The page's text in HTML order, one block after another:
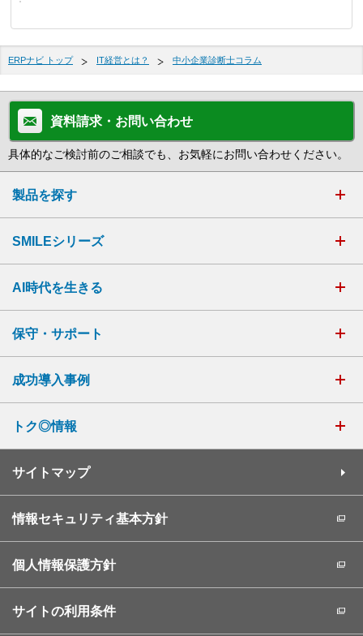
ERPナビ トップ IT経営とは？ 中小企業診断士コラム
資料請求・お問い合わせ
具体的なご検討前のご相談でも、お気軽にお問い合わせください。
製品を探す
SMILEシリーズ
AI時代を生きる
保守・サポート
成功導入事例
トク◎情報
サイトマップ
情報セキュリティ基本方針
個人情報保護方針
サイトの利用条件